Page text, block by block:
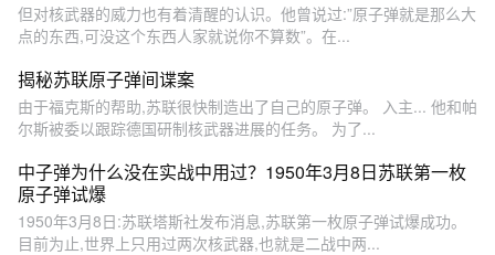
但对核武器的威力也有着清醒的认识。他曾说过:”原子弹就是那么大
点的东西,可没这个东西人家就说你不算数”。在...
揭秘苏联原子弹间谍案
由于福克斯的帮助,苏联很快制造出了自己的原子弹。 入主... 他和帕
尔斯被委以跟踪德国研制核武器进展的任务。 为了...
中子弹为什么没在实战中用过？1950年3月8日苏联第一枚
原子弹试爆
1950年3月8日:苏联塔斯社发布消息,苏联第一枚原子弹试爆成功。
目前为止,世界上只用过两次核武器,也就是二战中两...